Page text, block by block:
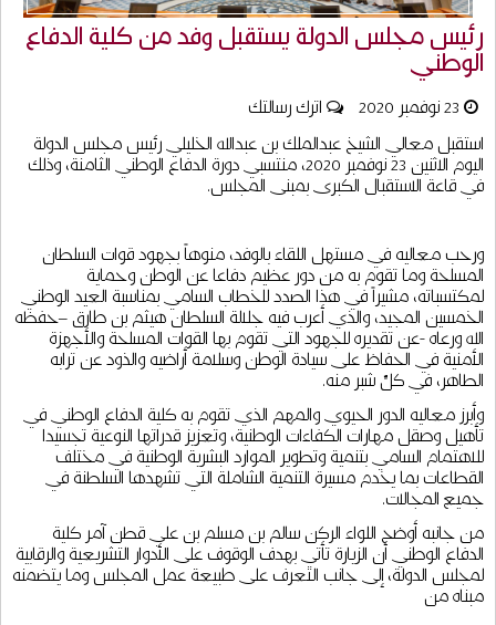
رئيس مجلس الدولة يستقبل وفد من كلية الدفاع
الوطني
23 نوفمبر 2020
اترك رسالتك
استقبل معالي الشيخ عبدالملك بن عبدالله الخليلي رئيس مجلس الدولة
اليوم الاثنين 23 نوفمبر 2020، منتسبي دورة الدفاع الوطني الثامنة، وذلك
في قاعة الاستقبال الكبرى بمبنى المجلس.
ورحب معاليه في مستهل اللقاء بالوفد، منوهاً بجهود قوات السلطان
المسلحة وما تقوم به من دور عظيم دفاعا عن الوطن وحماية
لمكتسباته، مشيراً في هذا الصدد للخطاب السامي بمناسبة العيد الوطني
الخمسين المجيد، والذي أعرب فيه جلالة السلطان هيثم بن طارق –حفظه
الله ورعاه -عن تقديره للجهود التي تقوم بها القوات المسلحة والأجهزة
الأمنية في الحفاظ على سيادة الوطن وسلامة أراضيه والذود عن ترابه
الطاهر، في كلِّ شبر منه.
وأبرز معاليه الدور الحيوي والمهم الذي تقوم به كلية الدفاع الوطني في
تأهيل وصقل مهارات الكفاءات الوطنية، وتعزيز قدراتها النوعية تجسيدا
للاهتمام السامي بتنمية وتطوير الموارد البشرية الوطنية في مختلف
القطاعات بما يخدم مسيرة التنمية الشاملة التي تشهدها السلطنة في
جميع المجالات.
من جانبه أوضح اللواء الركن سالم بن مسلم بن علي قطن آمر كلية
الدفاع الوطني أن الزيارة تأتي بهدف الوقوف على الأدوار التشريعية والرقابية
لمجلس الدولة، إلى جانب التعرف على طبيعة عمل المجلس وما يتضمنه
مبناه من